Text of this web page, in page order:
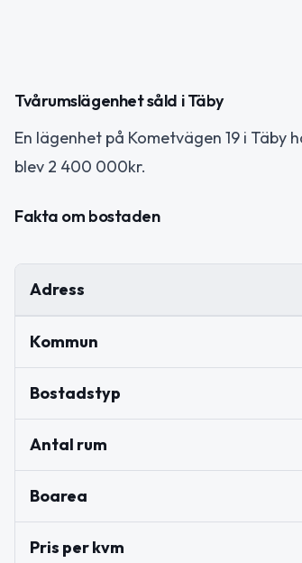
Tvårumslägenhet såld i Täby
En lägenhet på Kometvägen 19 i
blev 2 400 000kr.
Fakta om bostaden
Adress
Kommun
Bostadstyp
Antal rum
Boarea
Pris per kvm